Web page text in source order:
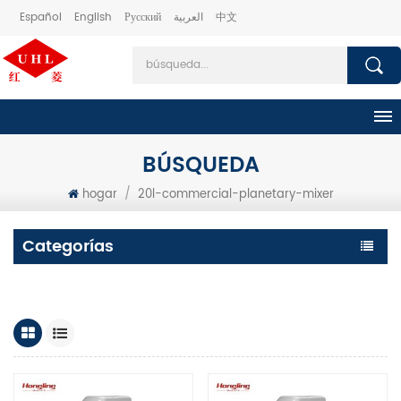
Español English Русский العربية 中文
BÚSQUEDA
hogar / 20l-commercial-planetary-mixer
Categorías